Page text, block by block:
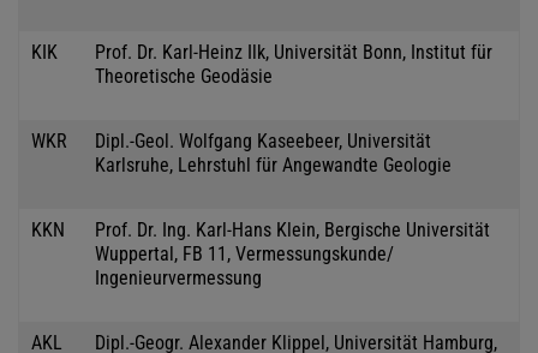
KIK
Prof. Dr. Karl-Heinz Ilk, Universität Bonn, Institut für
Theoretische Geodäsie
WKR
Dipl.-Geol. Wolfgang Kaseebeer, Universität
Karlsruhe, Lehrstuhl für Angewandte Geologie
KKN
Prof. Dr. Ing. Karl-Hans Klein, Bergische Universität
Wuppertal, FB 11, Vermessungskunde/
Ingenieurvermessung
AKL
Dipl.-Geogr. Alexander Klippel, Universität Hamburg,